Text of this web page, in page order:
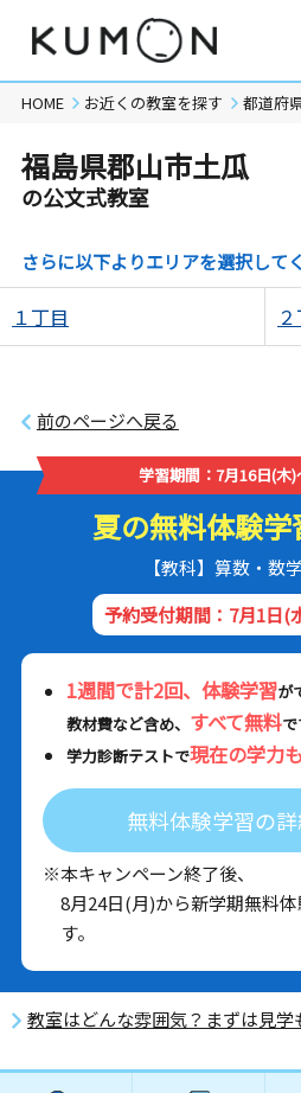
HOME お近くの教室を探す 都道府
福島県郡山市土瓜
の公文式教室
さらに以下よりエリアを選択して
１丁目
前のページへ戻る
学習期間：7月16日(木
夏の無料体験学
【教科】算数・数
予約受付期間：7月1日(
1週間で計2回、体験学習が
教材費など含め、 すべて無料
学力診断テストで現在の学力
無料体験学習の
※本キャンペーン終了後、
8月24日(月)から新学期無料
す。
教室はどんな雰囲気？まずは見学